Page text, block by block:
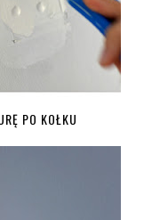
PO KOŁKU